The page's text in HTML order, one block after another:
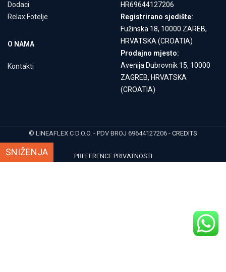
SNIŽENJA
Dodaci
Relax Fotelje
O NAMA
Kontakti
HR69644127206
Registrirano sjedište:
Fužinska 18, 10000 ZAREB,
HRVATSKA (CROATIA)
Prodajno mjesto:
Avenija Dubrovnik 15, 10000
ZAGREB, HRVATSKA
(CROATIA)
© LINEAFLEX C D.O.O. - PDV BROJ 69644127206 - CREDITS
PREFERENCE PRIVATNOSTI